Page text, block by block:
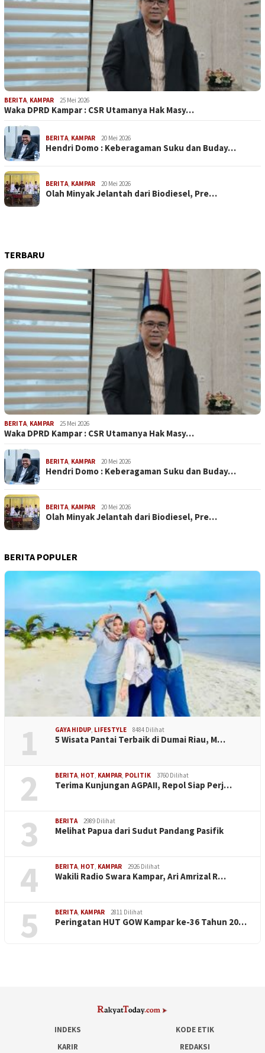
BERITA, KAMPAR 25 Mei 2026
Waka DPRD Kampar : CSR Utamanya Hak Masy…
BERITA, KAMPAR 20 Mei 2026
Hendri Domo : Keberagaman Suku dan Buday…
BERITA, KAMPAR 20 Mei 2026
Olah Minyak Jelantah dari Biodiesel, Pre…
TERBARU
BERITA, KAMPAR 25 Mei 2026
Waka DPRD Kampar : CSR Utamanya Hak Masy…
BERITA, KAMPAR 20 Mei 2026
Hendri Domo : Keberagaman Suku dan Buday…
BERITA, KAMPAR 20 Mei 2026
Olah Minyak Jelantah dari Biodiesel, Pre…
BERITA POPULER
1 GAYA HIDUP, LIFESTYLE 8484 Dilihat
5 Wisata Pantai Terbaik di Dumai Riau, M…
2 BERITA, HOT, KAMPAR, POLITIK 3760 Dilihat
Terima Kunjungan AGPAII, Repol Siap Perj…
3 BERITA 2989 Dilihat
Melihat Papua dari Sudut Pandang Pasifik
4 BERITA, HOT, KAMPAR 2926 Dilihat
Wakili Radio Swara Kampar, Ari Amrizal R…
5 BERITA, KAMPAR 2811 Dilihat
Peringatan HUT GOW Kampar ke-36 Tahun 20…
INDEKS
KODE ETIK
KARIR
REDAKSI